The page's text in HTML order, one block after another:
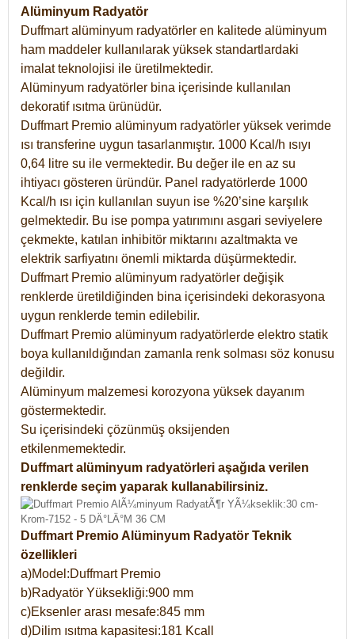
Alüminyum Radyatör
Duffmart alüminyum radyatörler en kalitede alüminyum
ham maddeler kullanılarak yüksek standartlardaki
imalat teknolojisi ile üretilmektedir.
Alüminyum radyatörler bina içerisinde kullanılan
dekoratif ısıtma ürünüdür.
Duffmart Premio alüminyum radyatörler yüksek verimde
ısı transferine uygun tasarlanmıştır. 1000 Kcal/h ısıyı
0,64 litre su ile vermektedir. Bu değer ile en az su
ihtiyacı gösteren üründür. Panel radyatörlerde 1000
Kcal/h ısı için kullanılan suyun ise %20’sine karşılık
gelmektedir. Bu ise pompa yatırımını asgari seviyelere
çekmekte, katılan inhibitör miktarını azaltmakta ve
elektrik sarfiyatını önemli miktarda düşürmektedir.
Duffmart Premio alüminyum radyatörler değişik
renklerde üretildiğinden bina içerisindeki dekorasyona
uygun renklerde temin edilebilir.
Duffmart Premio alüminyum radyatörlerde elektro statik
boya kullanıldığından zamanla renk solması söz konusu
değildir.
Alüminyum malzemesi korozyona yüksek dayanım
göstermektedir.
Su içerisindeki çözünmüş oksijenden
etkilenmemektedir.
Duffmart alüminyum radyatörleri aşağıda verilen
renklerde seçim yaparak kullanabilirsiniz.
Duffmart Premio Alüminyum Radyatör Teknik
özellikleri
a)Model:Duffmart Premio
b)Radyatör Yüksekliği:900 mm
c)Eksenler arası mesafe:845 mm
d)Dilim ısıtma kapasitesi:181 Kcall